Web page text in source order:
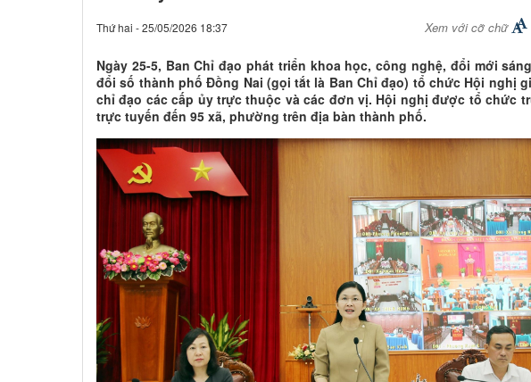
Thứ hai - 25/05/2026 18:37 Xem với cỡ chữ
Ngày 25-5, Ban Chỉ đạo phát triển khoa học, công nghệ, đổi mới
đổi số thành phố Đồng Nai (gọi tắt là Ban Chỉ đạo) tổ chức Hội nghị
chỉ đạo các cấp ủy trực thuộc và các đơn vị. Hội nghị được tổ chức
trực tuyến đến 95 xã, phường trên địa bàn thành phố.